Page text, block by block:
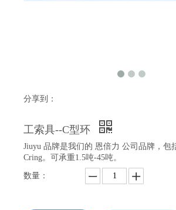
分享到：
工索具--C型环
Jiuyu 品牌是我们的 恩倍力 公司品牌，包
Cring。可承重1.5吨-45吨。
数量：